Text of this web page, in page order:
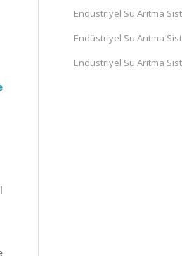
Endüstriyel Su Arıtma
Endüstriyel Su Arıtma
Endüstriyel Su Arıtma